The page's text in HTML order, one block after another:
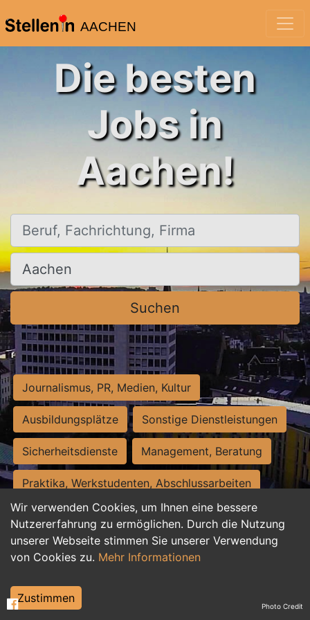
AACHEN
Wir verwenden Cookies, um Ihnen eine bessere
Nutzererfahrung zu ermöglichen. Durch die Nutzung
unserer Webseite stimmen Sie unserer Verwendung
von Cookies zu. Mehr Informationen
Zustimmen
Die besten
Jobs in
Aachen!
Beruf, Fachrichtung, Firma
Ort, Stadt
Suchen
Journalismus, PR, Medien, Kultur
Ausbildungsplätze Sonstige Dienstleistungen
Sicherheitsdienste Management, Beratung
Praktika, Werkstudenten, Abschlussarbeiten
Personalwesen Assistenz, Sekretariat
Hilfskräfte, Aushilfs- und Nebenjobs
Weiterbildung, Studium, duale Ausbildung Photo Credit